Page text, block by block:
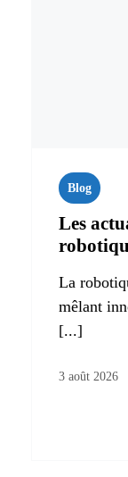
Blog
Les
La
mêlant
[...]
3 août 2026